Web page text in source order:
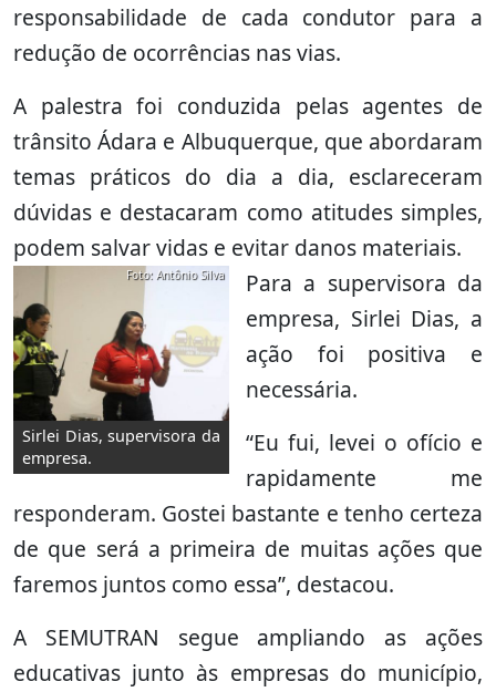
responsabilidade de cada condutor para a
redução de ocorrências nas vias.
A palestra foi conduzida pelas agentes de
trânsito Ádara e Albuquerque, que abordaram
temas práticos do dia a dia, esclareceram
dúvidas e destacaram como atitudes simples,
podem salvar vidas e evitar danos materiais.
Sirlei Dias, supervisora da
empresa.
Foto: Antônio Silva
Para a supervisora da
empresa, Sirlei Dias, a
ação foi positiva e
necessária.
“Eu fui, levei o ofício e
rapidamente me
responderam. Gostei bastante e tenho certeza
de que será a primeira de muitas ações que
faremos juntos como essa”, destacou.
A SEMUTRAN segue ampliando as ações
educativas junto às empresas do município,